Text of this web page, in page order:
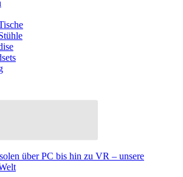
über PC bis hin zu VR – unsere